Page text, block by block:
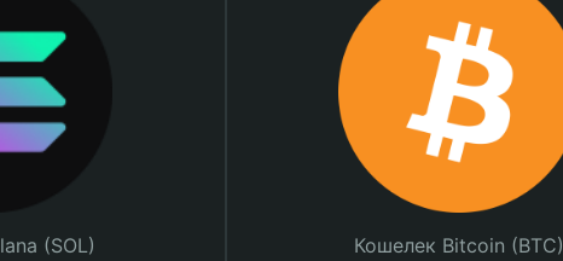
(SOL) Кошелек Bitcoin (BTC)